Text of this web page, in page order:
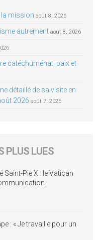
la mission août 8, 2026
autrement août 8, 2026
catéchuménat, paix et
détaillé de sa visite en
2026 août 7, 2026
PLUS LUES
Saint-Pie X : le Vatican
: « Je travaille pour un